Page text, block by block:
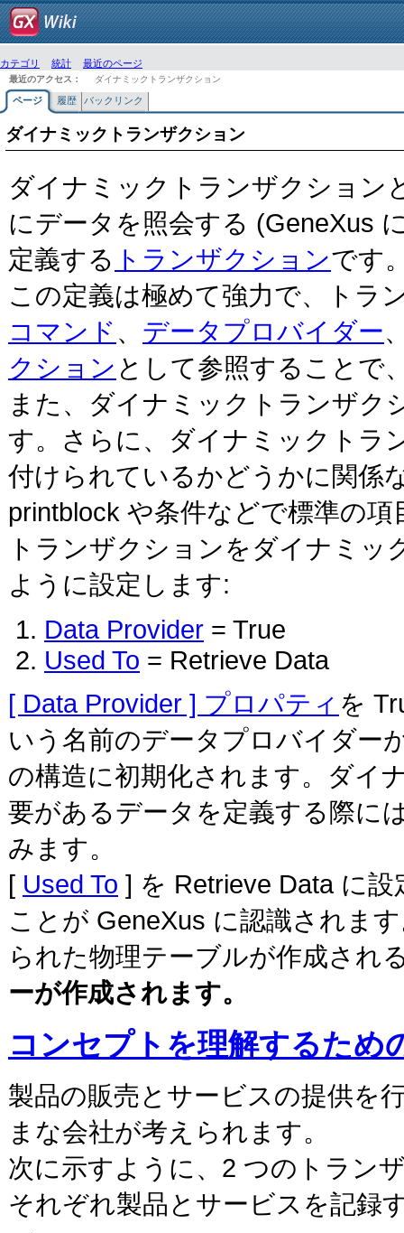
カテゴリ 統計
最近のページ
最近のアクセス：
ダイナミックトランザクション
ページ 履歴 バックリンク
ダイナミックトランザクション
ダイナミックトランザクション
にデータを照会する (GeneXus
定義する トランザクションです
この定義は極めて強力で、トラ
コマンド 、 データプロバイダー
クション として参照することで
また、ダイナミックトランザク
す。さらに、ダイナミックトラ
付けられているかどうかに関係
printblock や条件などで標準の
トランザクションをダイナミ
ように設定します:
Data Provider = True
Used To = Retrieve Data
[ Data Provider ] プロパティ を
いう名前のデータプロバイダー
の構造に初期化されます。ダイ
要があるデータを定義する際に
みます。
[ Used To ] を Retrieve Data に
ことが GeneXus に認識されま
られた物理テーブルが作成され
ーが作成されます。
コンセプトを理解するため
製品の販売とサービスの提供を
まな会社が考えられます。
次に示すように、2 つのトラン
それぞれ製品とサービスを記録